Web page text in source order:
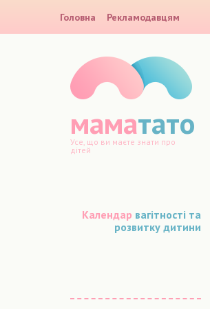
Головна Рекламодавцям
маматато
Усе, що ви маєте знати про
дітей
Календар вагітності та
розвитку дитини